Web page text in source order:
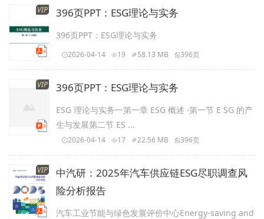
VIP 396页PPT：ESG理论与实务
396页PPT：ESG理论与实务
2026-04-14 19 58.13 MB 396页
VIP 396页PPT：ESG理论与实务
ESG 理论与实务一第一章 ESG 概述 ·第一节 E SG 的产
生与发展第二节 ES ...
2026-04-14 17 22.56 MB 396页
VIP
中汽研：2025年汽车供应链ESG尽职调查风
险分析报告
汽车工业节能与绿色发展评价中心Energy-saving and